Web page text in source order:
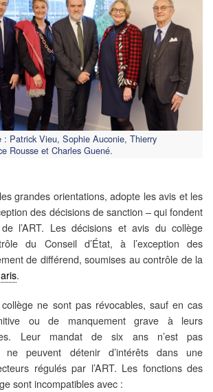
: Patrick Vieu, Sophie Auconie, Thierry
Rousse et Charles Guené.
grandes orientations, adopte les avis et les
des décisions de sanction – qui fondent
de l’ART. Les décisions et avis du collège
du Conseil d’État, à l’exception des
de différend, soumises au contrôle de la
.
ne sont pas révocables, sauf en cas
ou de manquement grave à leurs
Leur mandat de six ans n’est pas
ne peuvent détenir d’intérêts dans une
régulés par l’ART. Les fonctions des
sont incompatibles avec :